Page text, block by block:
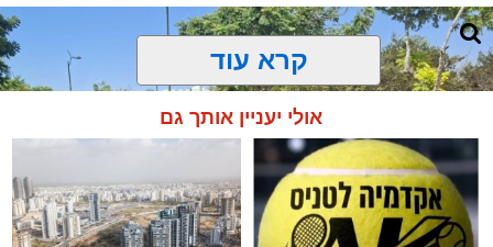
קרא עוד
אולי יעניין אותך גם